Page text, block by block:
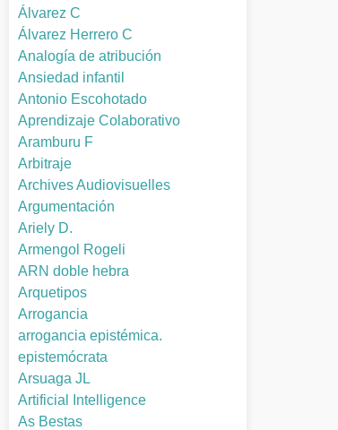
Álvarez C
Álvarez Herrero C
Analogía de atribución
Ansiedad infantil
Antonio Escohotado
Aprendizaje Colaborativo
Aramburu F
Arbitraje
Archives Audiovisuelles
Argumentación
Ariely D.
Armengol Rogeli
ARN doble hebra
Arquetipos
Arrogancia
arrogancia epistémica.
epistemócrata
Arsuaga JL
Artificial Intelligence
As Bestas